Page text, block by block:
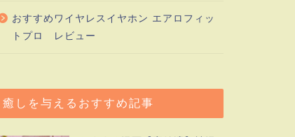
おすすめワイヤレスイヤホン エアロフィッ
トプロ レビュー
癒しを与えるおすすめ記事